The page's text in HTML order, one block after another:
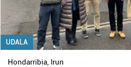
UDALA
Hondarribia, Irun